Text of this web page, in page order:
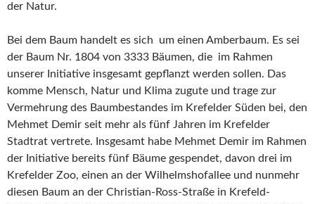
der Natur.
Bei dem Baum handelt es sich um einen Amberbaum. Es sei
der Baum Nr. 1804 von 3333 Bäumen, die im Rahmen
unserer Initiative insgesamt gepflanzt werden sollen. Das
komme Mensch, Natur und Klima zugute und trage zur
Vermehrung des Baumbestandes im Krefelder Süden bei, den
Mehmet Demir seit mehr als fünf Jahren im Krefelder
Stadtrat vertrete. Insgesamt habe Mehmet Demir im Rahmen
der Initiative bereits fünf Bäume gespendet, davon drei im
Krefelder Zoo, einen an der Wilhelmshofallee und nunmehr
diesen Baum an der Christian-Ross-Straße in Krefeld-